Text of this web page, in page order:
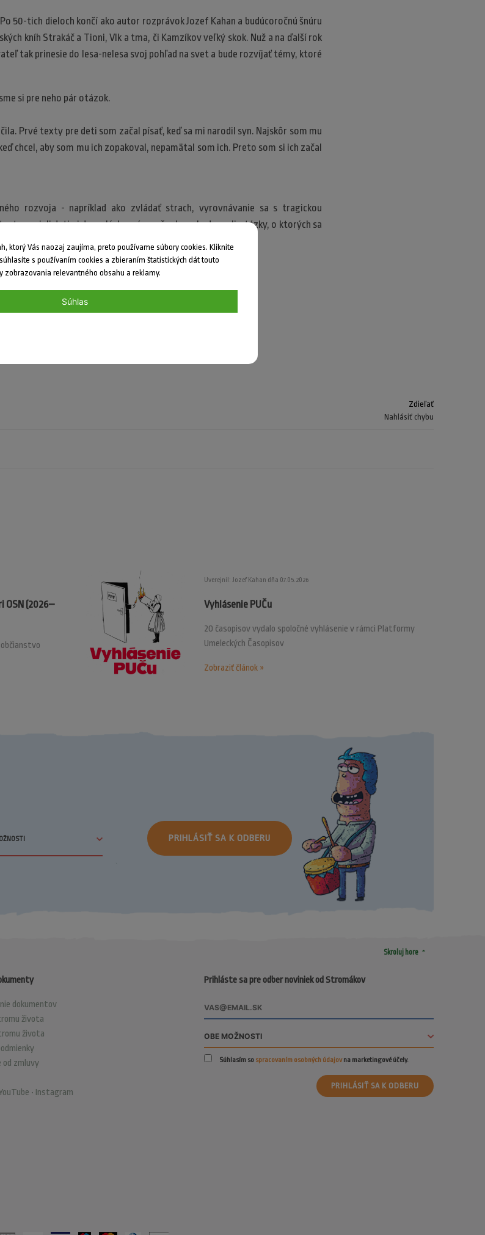
50-tich dieloch končí ako autor rozprávok Jozef Kahan a budúcoročnú šnúru
kníh Strakáč a Tioni, Vlk a tma, či Kamzíkov veľký skok. Nuž a na ďalší rok
tak prinesie do lesa-nelesa svoj pohľad na svet a bude rozvíjať témy, ktoré
si pre neho pár otázok.
Prvé texty pre deti som začal písať, keď sa mi narodil syn. Najskôr som mu
chcel, aby som mu ich zopakoval, nepamätal som ich. Preto som si ich začal
rozvoja - napríklad ako zvládať strach, vyrovnávanie sa s tragickou
zaujali deti aj dospelých a zároveň, aby vzbudzovali otázky, o ktorých sa
spája a vytvára medzi rodičom a dieťaťom silnú väzbu.
komunikácii, konfliktom a zvládaniu stresu. A tiež dýchaniu.
v Danielovom podaní zažijú. Tešíte sa aj vy?
Zdieľať
Nahlásiť chybu
OSN (2026–
Uverejnil: Jozef Kahan dňa 07.05.2026
Vyhlásenie PUČu
20 časopisov vydalo spoločné vyhlásenie v rámci Platformy
Umeleckých Časopisov
Zobraziť článok »
PRIHLÁSIŤ SA K ODBERU
Skroluj hore arrow_drop_up
dokumentov
života
života
od zmluvy
• Instagram
Prihláste sa pre odber noviniek od Stromákov
Súhlasím so spracovaním osobných údajovna marketingové účely.
PRIHLÁSIŤ SA K ODBERU
ktorý Vás naozaj zaujíma, preto používame súbory cookies. Kliknite
s používaním cookies a zbieraním štatistických dát touto
zobrazovania relevantného obsahu a reklamy.
Súhlas